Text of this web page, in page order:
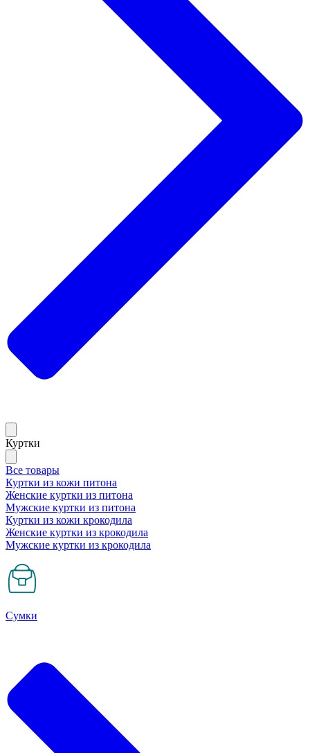
Куртки
Все товары
Куртки из кожи питона
Женские куртки из питона
Мужские куртки из питона
Куртки из кожи крокодила
Женские куртки из крокодила
Мужские куртки из крокодила
Сумки